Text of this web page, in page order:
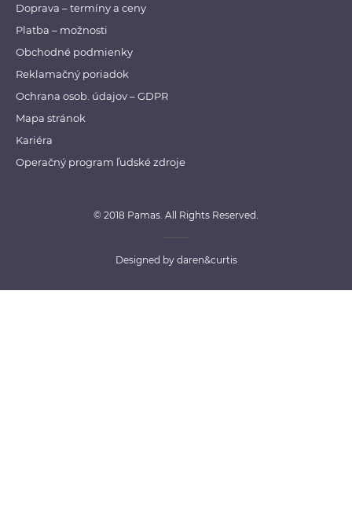
Doprava – termíny a ceny
Platba – možnosti
Obchodné podmienky
Reklamačný poriadok
Ochrana osob. údajov – GDPR
Mapa stránok
Kariéra
Operačný program ľudské zdroje
© 2018 Pamas. All Rights Reserved.
Designed by daren&curtis